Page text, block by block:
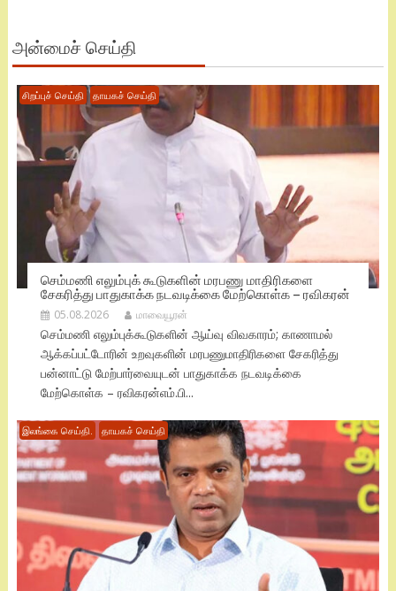
அன்மைச் செய்தி
சிறப்புச் செய்தி தாயகச் செய்தி
செம்மணி எலும்புக் கூடுகளின் மரபணு மாதிரிகளை
சேகரித்து பாதுகாக்க நடவடிக்கை மேற்கொள்க – ரவிகரன்
05.08.2026 மாவையூரன்
செம்மணி எலும்புக்கூடுகளின் ஆய்வு விவகாரம்; காணாமல்
ஆக்கப்பட்டோரின் உறவுகளின் மரபணுமாதிரிகளை சேகரித்து
பன்னாட்டு மேற்பார்வையுடன் பாதுகாக்க நடவடிக்கை
மேற்கொள்க – ரவிகரன்எம்.பி...
இலங்கை செய்தி. தாயகச் செய்தி